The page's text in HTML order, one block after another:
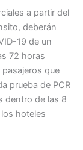
a partir del
deberán
19 de un
72 horas
pasajeros que
prueba de PCR
dentro de las 8
hoteles